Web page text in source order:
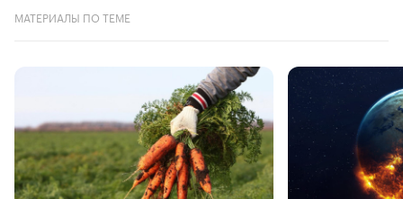
МАТЕРИАЛЫ ПО ТЕМЕ